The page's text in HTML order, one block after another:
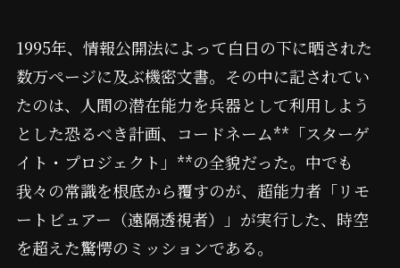
1995年、情報公開法によって白日の下に晒された
数万ページに及ぶ機密文書。その中に記されてい
たのは、人間の潜在能力を兵器として利用しよう
とした恐るべき計画、コードネーム**「スターゲ
イト・プロジェクト」**の全貌だった。中でも
我々の常識を根底から覆すのが、超能力者「リモ
ートビュアー（遠隔透視者）」が実行した、時空
を超えた驚愕のミッションである。